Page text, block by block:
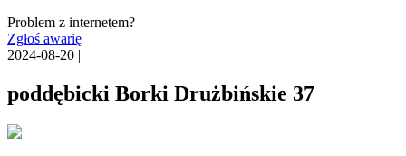
Problem z internetem?
Zgłoś awarię
2024-08-20 |
poddębicki Borki Drużbińskie 37